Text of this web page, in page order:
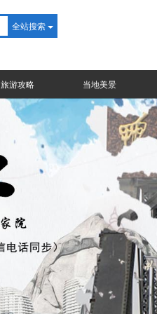
全站搜索
旅游攻略 当地美景